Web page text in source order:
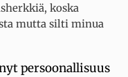
koska
mutta silti minua
persoonallisuus